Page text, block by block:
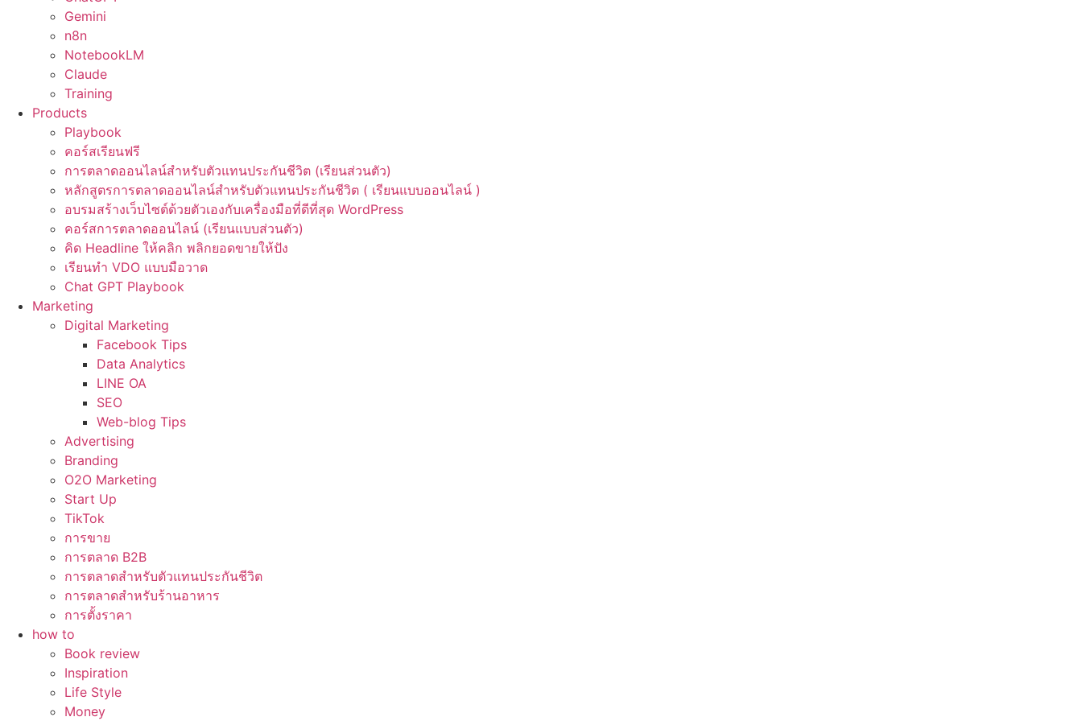
Gemini
n8n
NotebookLM
Claude
Training
Products
Playbook
คอร์สเรียนฟรี
การตลาดออนไลน์สำหรับตัวแทนประกันชีวิต (เรียนส่วนตัว)
หลักสูตรการตลาดออนไลน์สำหรับตัวแทนประกันชีวิต ( เรียนแบบออนไลน์ )
อบรมสร้างเว็บไซต์ด้วยตัวเองกับเครื่องมือที่ดีที่สุด WordPress
คอร์สการตลาดออนไลน์ (เรียนแบบส่วนตัว)
คิด Headline ให้คลิก พลิกยอดขายให้ปัง
เรียนทำ VDO แบบมือวาด
Chat GPT Playbook
Marketing
Digital Marketing
Facebook Tips
Data Analytics
LINE OA
SEO
Web-blog Tips
Advertising
Branding
O2O Marketing
Start Up
TikTok
การขาย
การตลาด B2B
การตลาดสำหรับตัวแทนประกันชีวิต
การตลาดสำหรับร้านอาหาร
การตั้งราคา
how to
Book review
Inspiration
Life Style
Money